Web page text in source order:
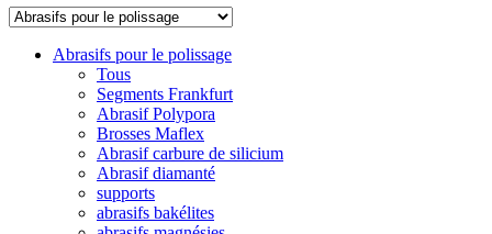
Abrasifs pour le polissage
Tous
Segments Frankfurt
Abrasif Polypora
Brosses Maflex
Abrasif carbure de silicium
Abrasif diamanté
supports
abrasifs bakélites